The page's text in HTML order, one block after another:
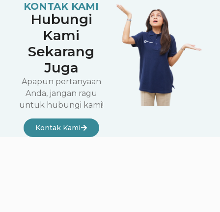
KONTAK KAMI
Hubungi
Kami
Sekarang
Juga
Apapun pertanyaan
Anda, jangan ragu
untuk hubungi kami!
Kontak Kami